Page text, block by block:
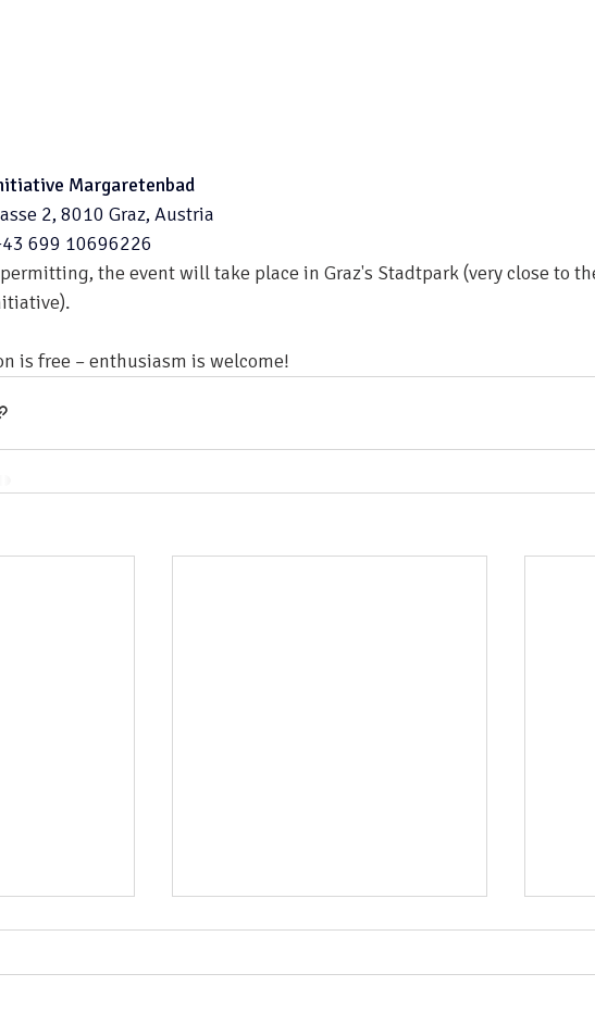
Margaretenbad
2, 8010 Graz, Austria
699 10696226
the event will take place in Graz's Stadtpark (very close to
is free – enthusiasm is welcome!